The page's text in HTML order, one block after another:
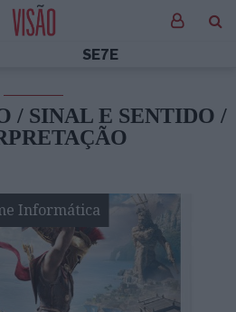
SE7E
/ SINAL E SENTIDO /
Informática